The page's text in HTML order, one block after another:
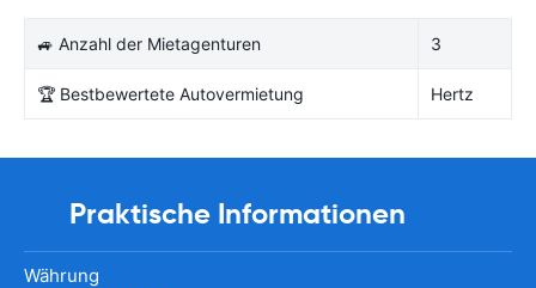
🚙 Anzahl der Mietagenturen 3
🏆 Bestbewertete Autovermietung Hertz
Praktische Informationen
Währung